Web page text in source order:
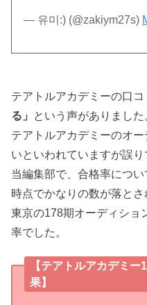
— 유미:) (@zakiym27s)
テアトルアカデミーの口コ
る」 という声がありました
テアトルアカデミーのオ
いといわれていますが誤り
当編集部で、合格率につ
時点でかなりの数が落とさ
東京の178期オーディショ
率でした。
【テアトルアカデミ
果】